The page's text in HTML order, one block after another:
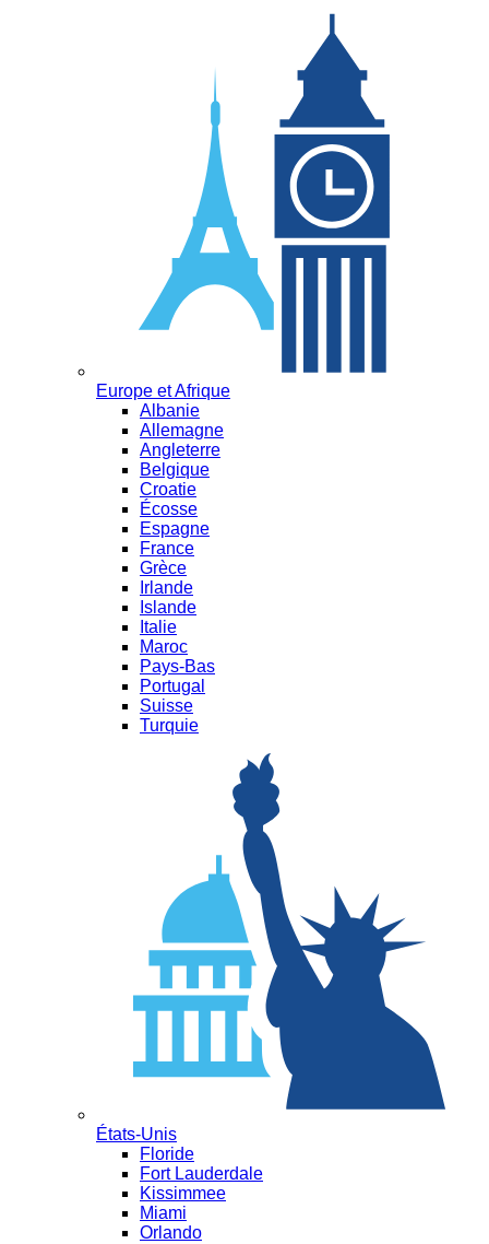
Europe et Afrique
Albanie
Allemagne
Angleterre
Belgique
Croatie
Écosse
Espagne
France
Grèce
Irlande
Islande
Italie
Maroc
Pays-Bas
Portugal
Suisse
Turquie
États-Unis
Floride
Fort Lauderdale
Kissimmee
Miami
Orlando